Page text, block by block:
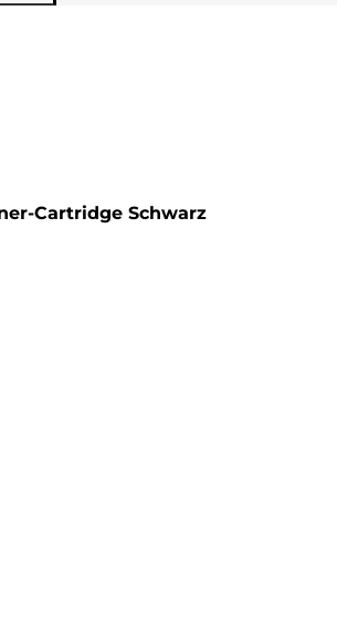
Cartridge Schwarz